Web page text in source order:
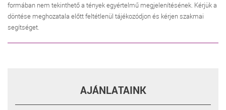
formában nem tekinthető a tények egyértelmű megjelenítésének. Kérjük a
döntése meghozatala előtt feltétlenül tájékozódjon és kérjen szakmai
segítséget.
AJÁNLATAINK